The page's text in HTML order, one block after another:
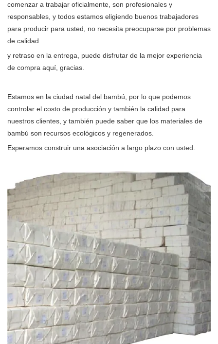
comenzar a trabajar oficialmente, son profesionales y
responsables, y todos estamos eligiendo buenos trabajadores
para producir para usted, no necesita preocuparse por problemas
de calidad.
y retraso en la entrega, puede disfrutar de la mejor experiencia
de compra aquí, gracias.
Estamos en la ciudad natal del bambú, por lo que podemos
controlar el costo de producción y también la calidad para
nuestros clientes, y también puede saber que los materiales de
bambú son recursos ecológicos y regenerados.
Esperamos construir una asociación a largo plazo con usted.